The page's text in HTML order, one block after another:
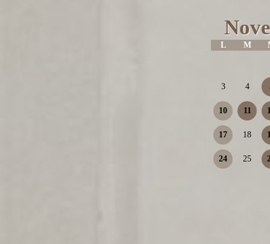
L M
3 4
10 11
17 18
24 25